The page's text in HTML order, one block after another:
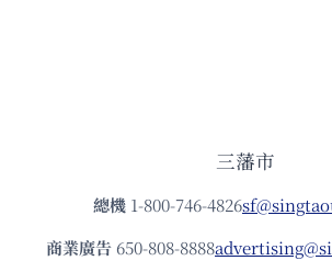
三藩市
總機 1-800-746-4826
商業廣告 650-808-8888